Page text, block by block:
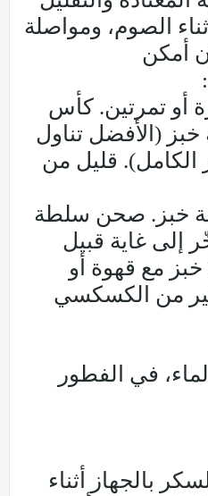
الصوم، ومواصلة
أمكن
أو تمرتين. كأس
(الأفضل تناول
الكامل). قليل من
خبز. صحن سلطة
إلى غاية قبيل
مع قهوة أو
من الكسكسي
في الفطور
بالجهاز أثناء